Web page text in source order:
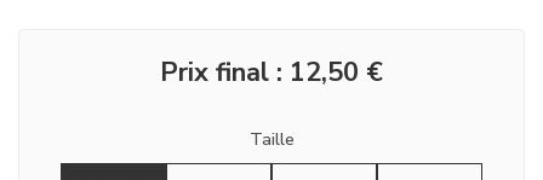
Prix final : 12,50 €
Taille